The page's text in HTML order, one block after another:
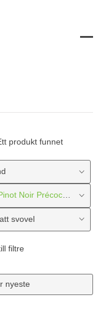
produkt funnet
Noir Précoce
svovel
filtre